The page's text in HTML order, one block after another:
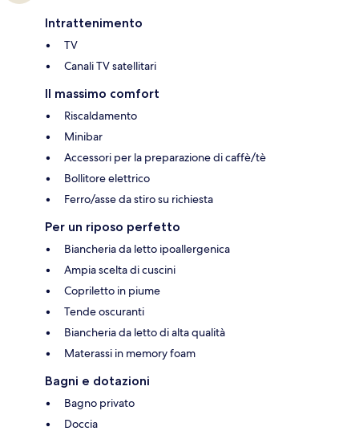
Intrattenimento
TV
Canali TV satellitari
Il massimo comfort
Riscaldamento
Minibar
Accessori per la preparazione di caffè/tè
Bollitore elettrico
Ferro/asse da stiro su richiesta
Per un riposo perfetto
Biancheria da letto ipoallergenica
Ampia scelta di cuscini
Copriletto in piume
Tende oscuranti
Biancheria da letto di alta qualità
Materassi in memory foam
Bagni e dotazioni
Bagno privato
Doccia